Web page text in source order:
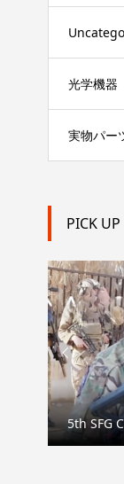
光学機器
実物パー
PICK UP

5th SFG